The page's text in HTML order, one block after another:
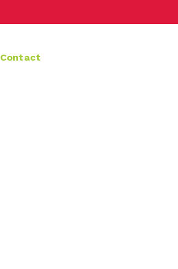
Contact